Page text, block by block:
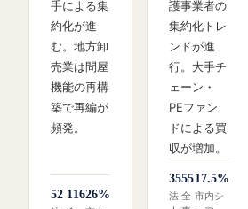
手による集
約化が進
む。地方卸
売業は問屋
機能の再構
築で再編が
頻発。
52 11626%
護事業者の
集約化トレ
ンドが進
行。大手チ
ェーン・
PEファン
ドによる買
収が増加。
35
法
55
全
17.5%
市内シ